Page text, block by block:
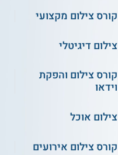
קורס צילום מקצועי
צילום דיגיטלי
קורס צילום והפקת
וידאו
צילום אוכל
קורס צילום אירועים